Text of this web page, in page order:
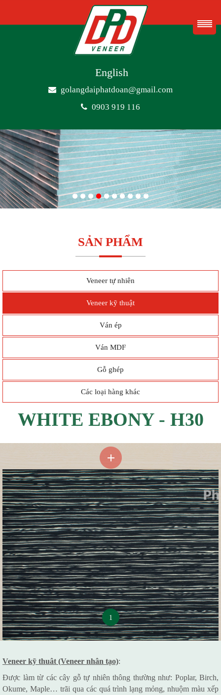
English
golangdaiphatdoan@gmail.com
0903 919 116
1 2 3 4 5 6 7 8 9 10
SẢN PHẨM
Veneer tự nhiên
Veneer kỹ thuật
Ván ép
Ván MDF
Gỗ ghép
Các loại hàng khác
WHITE EBONY - H30
1
Veneer kỹ thuât (Veneer nhân tạo):
Được làm từ các cây gỗ tự nhiên thông thường như: Poplar, Birch,
Okume, Maple… trãi qua các quá trình lạng mỏng, nhuộm màu xếp